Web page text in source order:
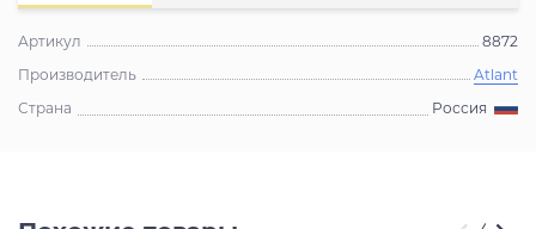
Артикул
8872
Производитель
Atlant
Страна
Россия